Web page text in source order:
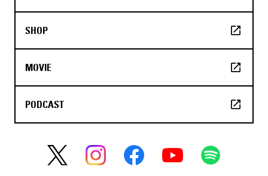
SHOP
MOVIE
PODCAST